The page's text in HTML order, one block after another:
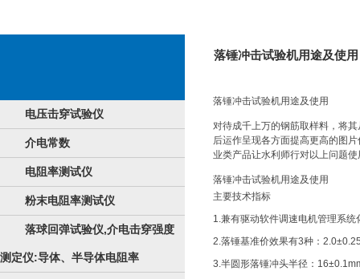
电压击穿试验仪
介电常数
电阻率测试仪
粉末电阻率测试仪
落球回弹试验仪,介电击穿强度
测定仪:导体、半导体电阻率
落锤冲击试验机用途及使用
落锤冲击试验机用途及使用
对待成千上万的钢筋取样料，将
后运作呈现各方面提高更高的图
业类产品让水利师行对以上问题
落锤冲击试验机用途及使用
主要技术指标
1.兼有驱动软件调速电机管理系
2.落锤基准价效果有3种：
3.半圆形落锤冲头半径：